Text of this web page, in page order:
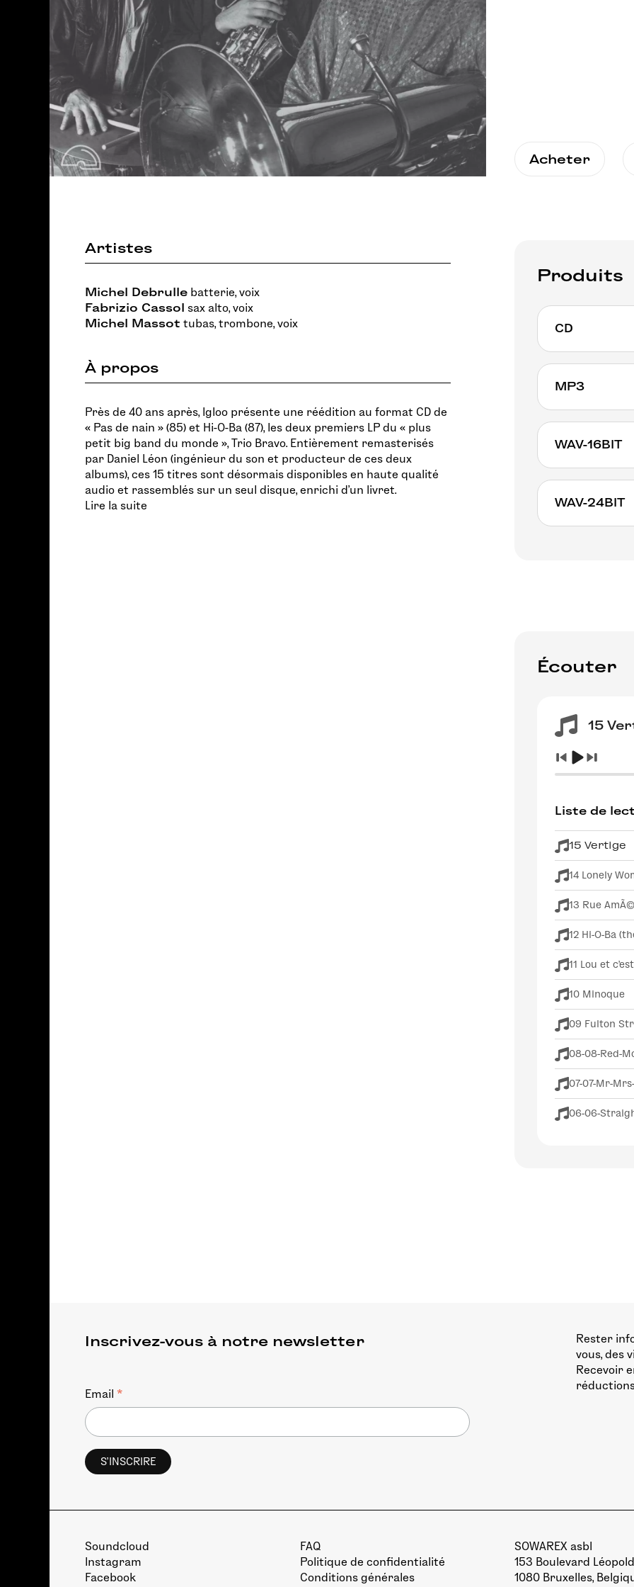
Acheter
Artistes
Michel Debrulle batterie, voix
Fabrizio Cassol
sax alto, voix
Michel Massot tubas, trombone, voix
À propos
Près de 40 ans après, Igloo présente une réédition au format CD de
« Pas de nain » (85) et Hi-O-Ba (87), les deux premiers LP du « plus
petit big band du monde », Trio Bravo. Entièrement remasterisés
par Daniel Léon (ingénieur du son et producteur de ces deux
albums), ces 15 titres sont désormais disponibles en haute qualité
audio et rassemblés sur un seul disque, enrichi d’un livret.
Lire la suite
Produits
CD
07 octobre.
•
euros
• Le
MP3
WAV-16BIT
WAV-24BIT
Écouter
15
Liste de
15 Vertige
14 Lonely
13 Rue
12 Hi-O-Ba
11 Lou et
10 Minoque
09 Fulton
08-08-Red-
07-07-Mr-
06-06-
Rester
vous, des
Recevoir
Inscrivez-vous à notre newsletter
Email *
Soundcloud
Instagram
Facebook
FAQ
Politique de confidentialité
Conditions générales
SOWAREX asbl
153 Boulevard Léopold
1080 Bruxelles,